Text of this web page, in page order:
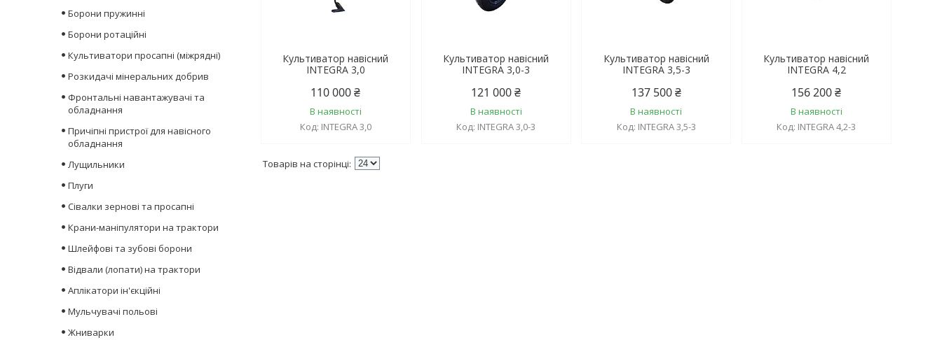
Культиватор навісний
INTEGRA 3,0
110 000 ₴
В наявності
INTEGRA 3,0
Культиватор навісний
INTEGRA 3,0-3
121 000 ₴
В наявності
INTEGRA 3,0-3
Культиватор навісний
INTEGRA 3,5-3
137 500 ₴
В наявності
INTEGRA 3,5-3
Культиватор навісний
INTEGRA 4,2
156 200 ₴
В наявності
INTEGRA 4,2-3
Борони пружинні
Борони ротаційні
Культиватори просапні (міжрядні)
Розкидачі мінеральних добрив
Фронтальні навантажувачі та
обладнання
Причіпні пристрої для навісного
обладнання
Лущильники
Плуги
Сівалки зернові та просапні
Крани-маніпулятори на трактори
Шлейфові та зубові борони
Відвали (лопати) на трактори
Аплікатори ін'єкційні
Мульчувачі польові
Жниварки